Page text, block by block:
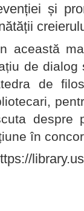
și
această
de dialog
de
despre
în